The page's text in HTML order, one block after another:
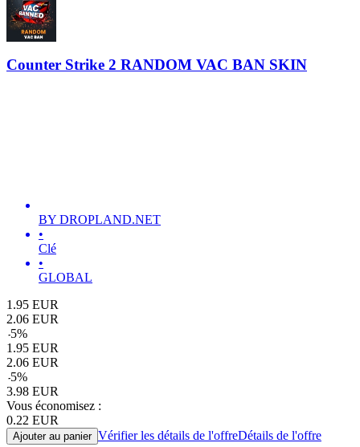
Counter Strike 2 RANDOM VAC BAN SKIN
BY DROPLAND.NET
•
Clé
•
GLOBAL
1.95 EUR
2.06 EUR
-5%
1.95 EUR
2.06 EUR
-5%
3.98 EUR
Vous économisez :
0.22 EUR
Ajouter au panier Vérifier les détails de l'offreDétails de l'offre